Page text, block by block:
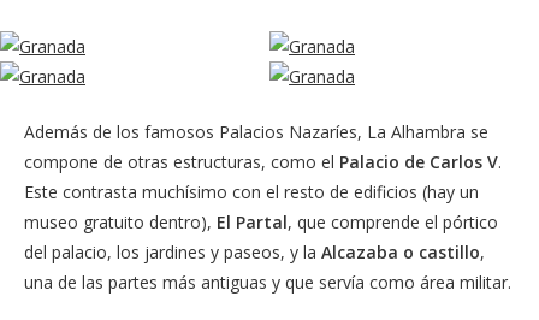
Además de los famosos Palacios Nazaríes, La Alhambra se
compone de otras estructuras, como el Palacio de Carlos V.
Este contrasta muchísimo con el resto de edificios (hay un
museo gratuito dentro), El Partal, que comprende el pórtico
del palacio, los jardines y paseos, y la Alcazaba o castillo,
una de las partes más antiguas y que servía como área militar.